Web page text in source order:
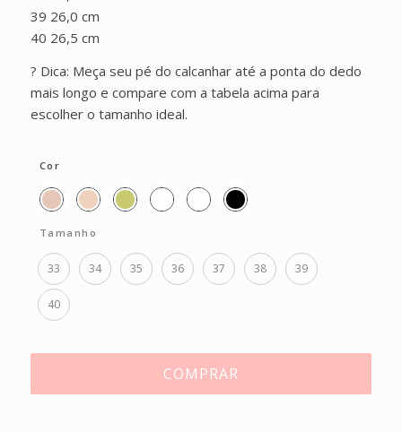
39 26,0 cm
40 26,5 cm
? Dica: Meça seu pé do calcanhar até a ponta do dedo
mais longo e compare com a tabela acima para
escolher o tamanho ideal.
Cor
Tamanho
33 34 35 36 37 38 39
40
COMPRAR